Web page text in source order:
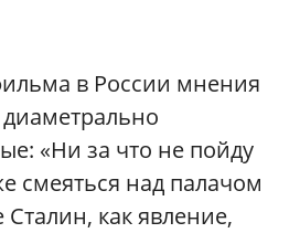
в России мнения
«Ни за что не пойду
смеяться над палачом
как явление,